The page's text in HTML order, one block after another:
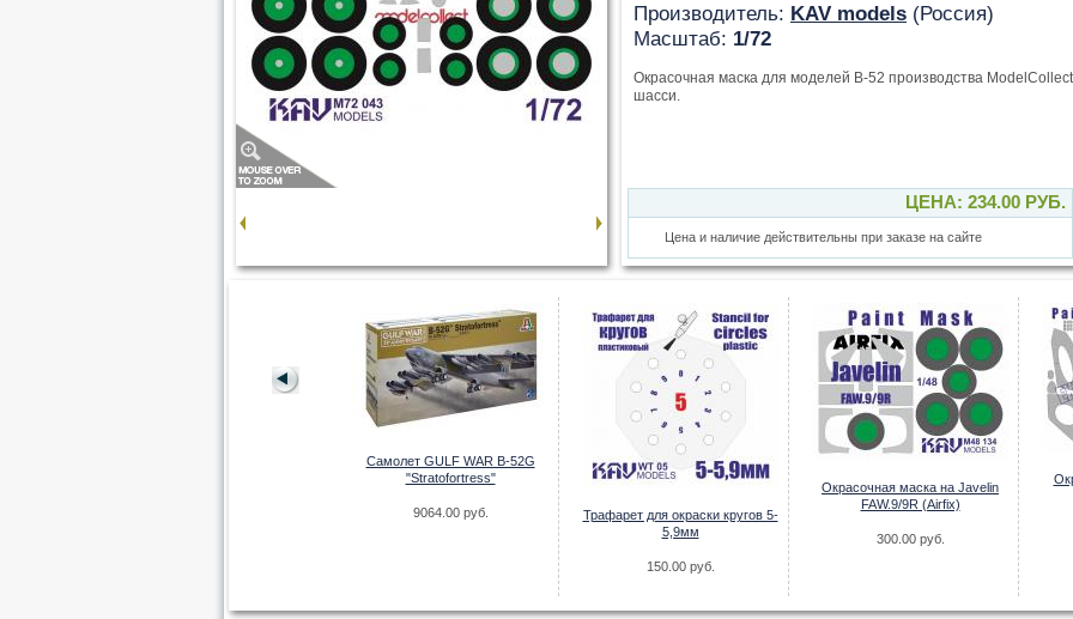
Производитель: KAV models (Россия)
Масштаб: 1/72
Окрасочная маска для моделей B-52 производства
шасси.
ЦЕНА: 234.00 РУБ.
Цена и наличие действительны при заказе на сайте
Самолет GULF WAR B-52G
"Stratofortress"
9064.00 руб.
Трафарет для окраски кругов 5-
5,9мм
150.00 руб.
Окрасочная маска на Javelin
FAW.9/9R (Airfix)
300.00 руб.